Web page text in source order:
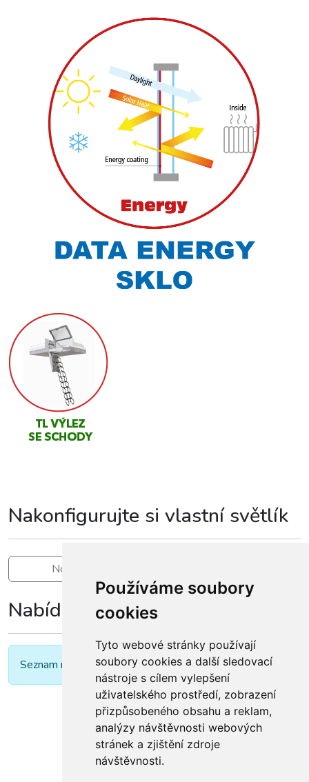
Používáme soubory
cookies
Tyto webové stránky používají
soubory cookies a další sledovací
nástroje s cílem vylepšení
uživatelského prostředí, zobrazení
přizpůsobeného obsahu a reklam,
analýzy návštěvnosti webových
stránek a zjištění zdroje
návštěvnosti.
Nakonfigurujte si vlastní světlík
Nový světlík
Nabídka
Seznam nabídek je prázdný